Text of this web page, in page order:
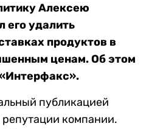
Алексею
его удалить
продуктов в
ценам. Об этом
публикацией
компании.